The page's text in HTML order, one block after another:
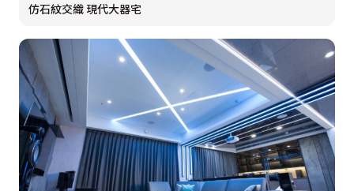
仿石紋交織 現代大器宅